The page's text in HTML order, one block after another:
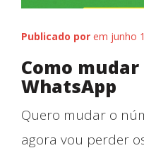
Publicado por em junho
Como
WhatsApp
Quero mudar o
agora vou perder